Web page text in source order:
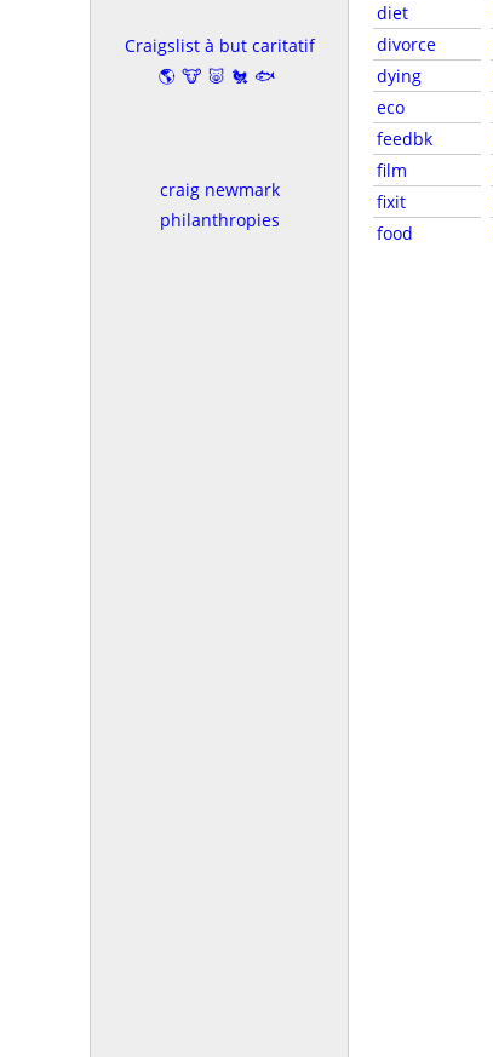
Craigslist à but caritatif
🌎🐮🐷🐔🐟
craig newmark
philanthropies
diet
divorce
dying
eco
feedbk
film
fixit
food